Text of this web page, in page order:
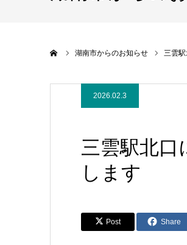
湖南市からのお知らせ 三雲
2026.02.3
三雲駅北口
します
Post Share